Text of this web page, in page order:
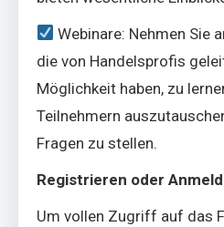
Webinare: Nehmen Sie
die von Handelsprofis
Möglichkeit haben, zu
Teilnehmern
Fragen zu stellen.
Registrieren oder
Um vollen Zugriff auf das